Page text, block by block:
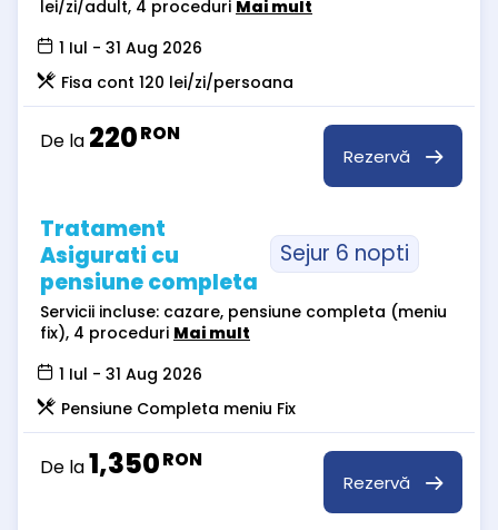
lei/zi/adult, 4 proceduri Mai mult
1 Iul - 31 Aug 2026
Fisa cont 120 lei/zi/persoana
De la 220RON
Rezervă
Tratament
Asigurati cu
pensiune completa
Sejur 6 nopti
Servicii incluse: cazare, pensiune completa (meniu
fix), 4 proceduri Mai mult
1 Iul - 31 Aug 2026
Pensiune Completa meniu Fix
De la1,350RON
Rezervă